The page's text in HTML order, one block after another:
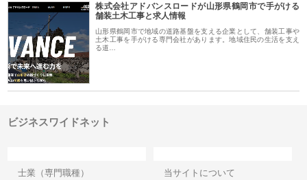
株式会社アドバンスロードが山形県鶴岡市で手がける
舗装土木工事と求人情報
山形県鶴岡市で地域の道路基盤を支える企業として、舗装工事や
土木工事を手がける専門会社があります。地域住民の生活を支え
る道…
ビジネスワイドネット
士業（専門職種）
当サイトについて